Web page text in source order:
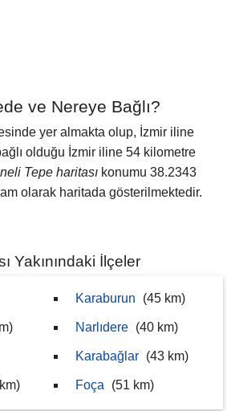
ve Nereye Bağlı?
yer almakta olup, İzmir iline
olduğu İzmir iline 54 kilometre
Tepe haritası konumu 38.2343
olarak haritada gösterilmektedir.
Yakınındaki İlçeler
Karaburun (45 km)
Narlıdere (40 km)
Karabağlar (43 km)
Foça (51 km)